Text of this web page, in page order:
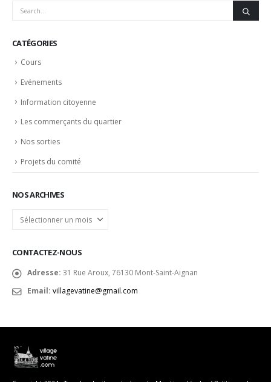
CATÉGORIES
Cours
Evénements
Information citoyenne
Les commerçants du quartier
Nos sorties
Projets du comité
NOS ARCHIVES
Nos
CONTACTEZ-NOUS
Adresse: 31 Rue Aroux, 76130 Mont-Saint-Aignan
Email: villagevatine@gmail.com